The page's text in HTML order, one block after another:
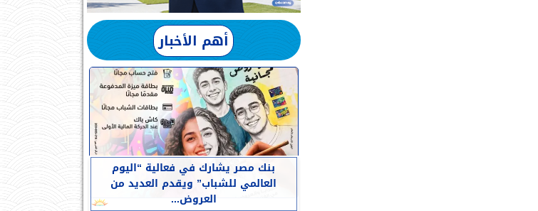
أهم الأخبار
بنك مصر يشارك في فعالية “اليوم
العالمي للشباب” ويقدم العديد من
العروض...